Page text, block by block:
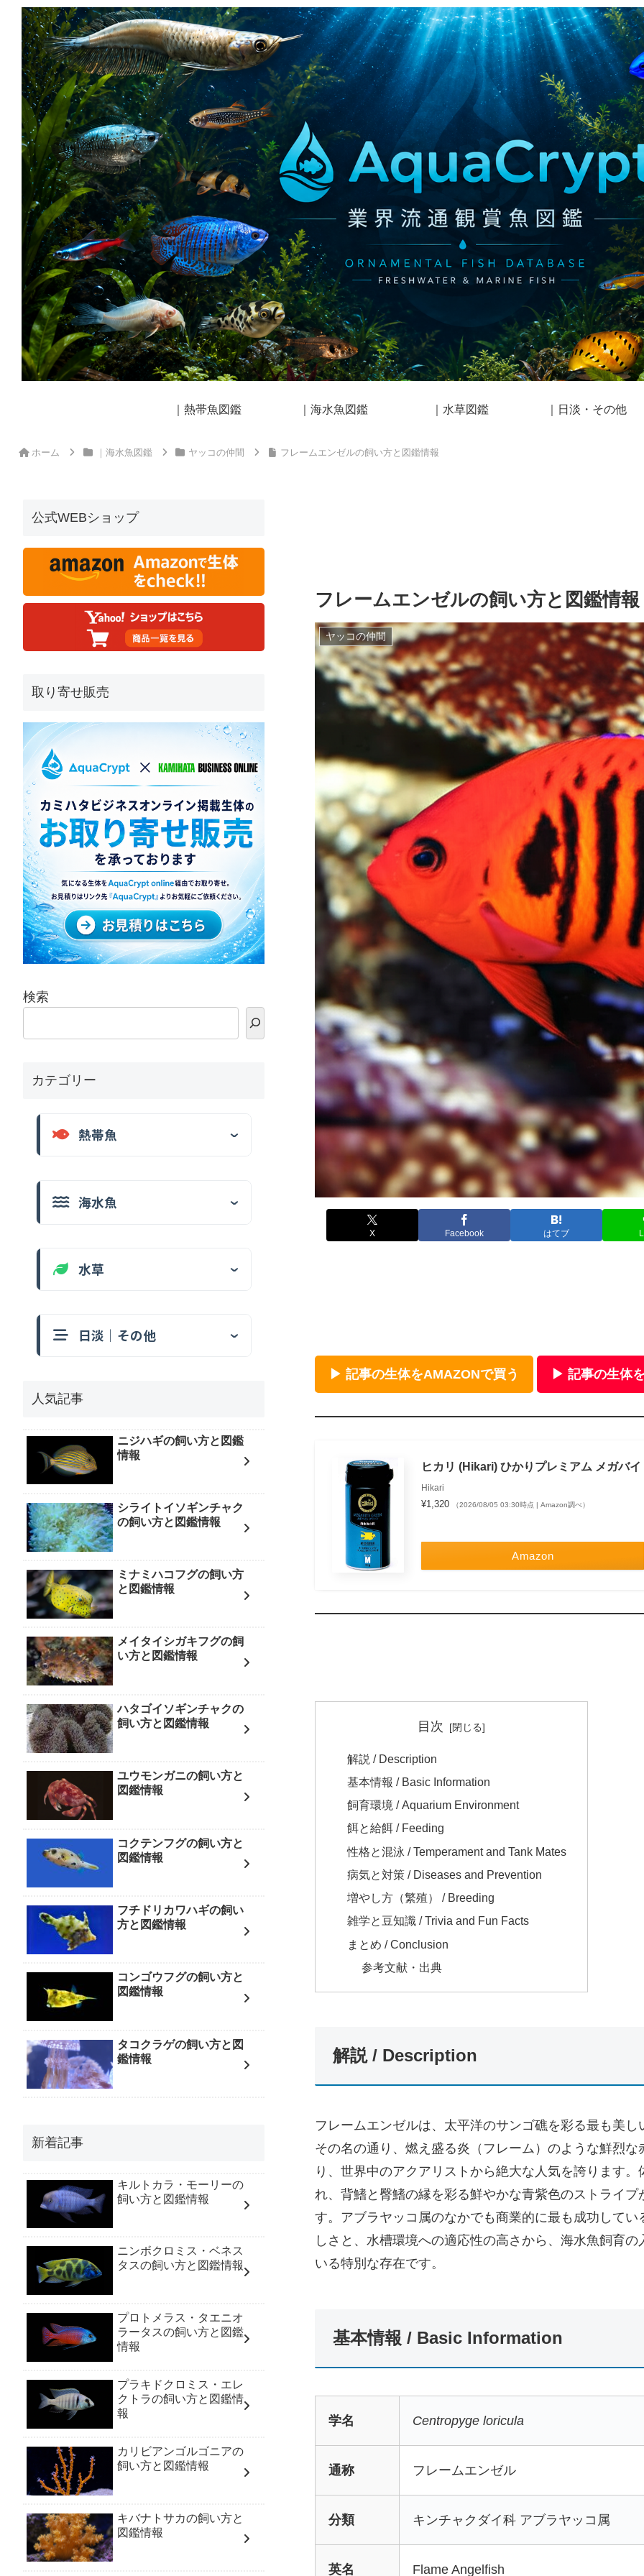
｜熱帯魚図鑑 ｜海水魚図鑑 ｜水草図鑑 ｜日淡・その他
ホーム ｜海水魚図鑑 ヤッコの仲間 フレームエンゼルの飼い方と図鑑情報
フレームエンゼルの飼い方と図鑑情報
ヤッコの仲間
X Facebook はてブ
▶ 記事の生体をAMAZONで買う ▶ 記事の生体
ヒカリ (Hikari) ひかりプレミアム メガバ
Hikari
¥1,320 （2026/08/05 03:30時点 | Amazon調べ）
Amazon
目次
解説 / Description
基本情報 / Basic Information
飼育環境 / Aquarium Environment
餌と給餌 / Feeding
性格と混泳 / Temperament and Tank Mates
病気と対策 / Diseases and Prevention
増やし方（繁殖） / Breeding
雑学と豆知識 / Trivia and Fun Facts
まとめ / Conclusion
参考文献・出典
解説 / Description
フレームエンゼルは、太平洋のサンゴ礁を彩る最も美し
その名の通り、燃え盛る炎（フレーム）のような鮮烈
り、世界中のアクアリストから絶大な人気を誇ります
れ、背鰭と臀鰭の縁を彩る鮮やかな青紫色のストライ
す。アブラヤッコ属のなかでも商業的に最も成功して
しさと、水槽環境への適応性の高さから、海水魚飼育
いる特別な存在です。
基本情報 / Basic Information
学名 Centropyge loricula
通称 フレームエンゼル
分類 キンチャクダイ科 アブラヤッコ属
英名 Flame Angelfish
公式WEBショップ
取り寄せ販売
検索
カテゴリー
熱帯魚
海水魚
水草
日淡｜その他
人気記事
ニジハギの飼い方と図鑑
情報
シライトイソギンチャク
の飼い方と図鑑情報
ミナミハコフグの飼い方
と図鑑情報
メイタイシガキフグの飼
い方と図鑑情報
ハタゴイソギンチャクの
飼い方と図鑑情報
ユウモンガニの飼い方と
図鑑情報
コクテンフグの飼い方と
図鑑情報
フチドリカワハギの飼い
方と図鑑情報
コンゴウフグの飼い方と
図鑑情報
タコクラゲの飼い方と図
鑑情報
新着記事
キルトカラ・モーリーの
飼い方と図鑑情報
ニンボクロミス・ベネス
タスの飼い方と図鑑情報
プロトメラス・タエニオ
ラータスの飼い方と図鑑
情報
プラキドクロミス・エレ
クトラの飼い方と図鑑情
報
カリビアンゴルゴニアの
飼い方と図鑑情報
キバナトサカの飼い方と
図鑑情報